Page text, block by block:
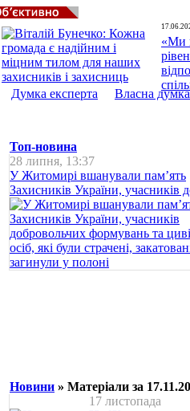
«Ми
Думка експерта Власна думка
Топ-новина
28 липня, 13:37
У Житомирі вшанували пам’ять
Захисників України, учасників
Новини » Матеріали за
17 листопада